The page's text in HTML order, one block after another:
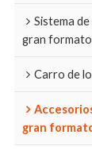
Sistema
gran formato
Carro de
gran